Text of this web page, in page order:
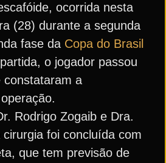
ocorrida nesta
(28) durante a segunda
fase da Copa do Brasil
o jogador passou
constataram a
Rodrigo Zogaib e Dra.
foi concluída com
que tem previsão de